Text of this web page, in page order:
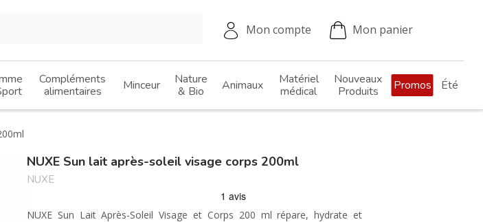
Mon compte Mon panier
Compléments
alimentaires
Minceur
Nature
& Bio
Animaux
Matériel
médical
Nouveaux
Produits
Promos Été
NUXE Sun lait après-soleil visage corps 200ml
NUXE
NUXE Sun Lait Après-Soleil Visage et Corps 200 ml répare, hydrate et